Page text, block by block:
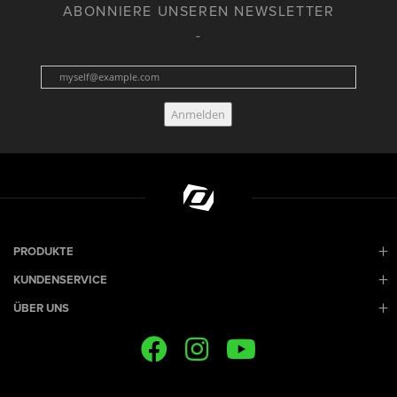
ABONNIERE UNSEREN NEWSLETTER
Anmelden
PRODUKTE
KUNDENSERVICE
ÜBER UNS